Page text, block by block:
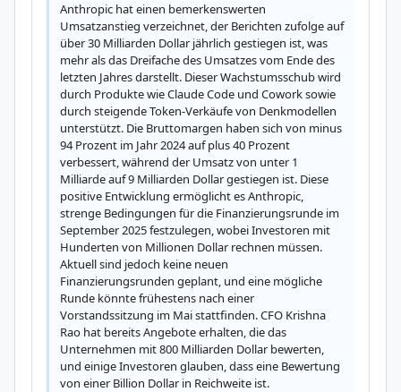
Anthropic hat einen bemerkenswerten
Umsatzanstieg verzeichnet, der Berichten zufolge auf
über 30 Milliarden Dollar jährlich gestiegen ist, was
mehr als das Dreifache des Umsatzes vom Ende des
letzten Jahres darstellt. Dieser Wachstumsschub wird
durch Produkte wie Claude Code und Cowork sowie
durch steigende Token-Verkäufe von Denkmodellen
unterstützt. Die Bruttomargen haben sich von minus
94 Prozent im Jahr 2024 auf plus 40 Prozent
verbessert, während der Umsatz von unter 1
Milliarde auf 9 Milliarden Dollar gestiegen ist. Diese
positive Entwicklung ermöglicht es Anthropic,
strenge Bedingungen für die Finanzierungsrunde im
September 2025 festzulegen, wobei Investoren mit
Hunderten von Millionen Dollar rechnen müssen.
Aktuell sind jedoch keine neuen
Finanzierungsrunden geplant, und eine mögliche
Runde könnte frühestens nach einer
Vorstandssitzung im Mai stattfinden. CFO Krishna
Rao hat bereits Angebote erhalten, die das
Unternehmen mit 800 Milliarden Dollar bewerten,
und einige Investoren glauben, dass eine Bewertung
von einer Billion Dollar in Reichweite ist.